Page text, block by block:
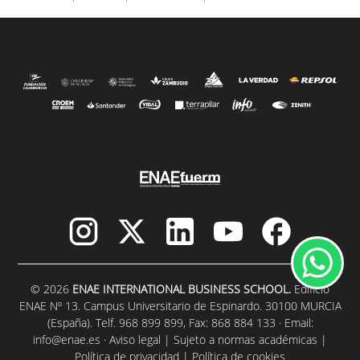
y,...
SEGUIR LEYENDO
© 2026 ENAE INTERNATIONAL BUSINESS SCHOOL. Edificio
ENAE Nº 13. Campus Universitario de Espinardo. 30100 MURCIA
(España). Telf. 968 899 899, Fax: 868 884 133 · Email:
info@enae.es · Aviso legal | Sujeto a normas académicas |
Política de privacidad | Política de cookies